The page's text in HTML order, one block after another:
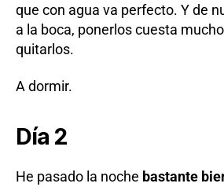
que con agua va perfecto. Y de
a la boca, ponerlos cuesta
quitarlos.
A dormir.
Día 2
He pasado la noche bastante